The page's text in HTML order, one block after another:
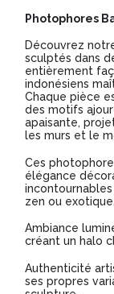
Photophores
Découvrez
sculptés dans
entièrement
indonésiens
Chaque pièce
des motifs
apaisante,
les murs et le
Ces
élégance
zen ou exotique.
Ambiance
créant un halo
Authenticité
ses propres